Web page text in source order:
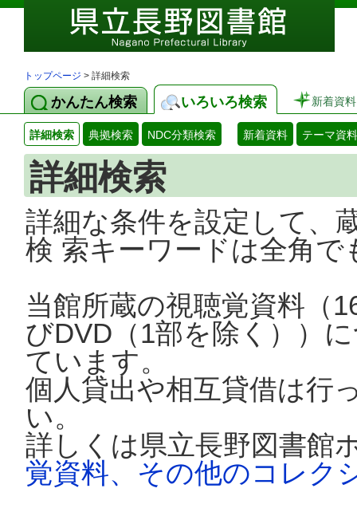
トップページ > 詳細検索
かんたん検索 いろいろ検索 新着資料
詳細検索 典拠検索 NDC分類検索 新着資料 テーマ資料
詳細検索
詳細な条件を設定して、
検 索キーワードは全角
当館所蔵の視聴覚資料（
びDVD（1部を除く））
ています。
個人貸出や相互貸借は行
い。
詳しくは県立長野図書館
覚資料、その他のコレク